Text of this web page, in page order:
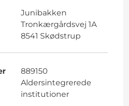
Junibakken
Tronkærgårdsvej 1A
8541 Skødstrup
889150
Aldersintegrerede
institutioner